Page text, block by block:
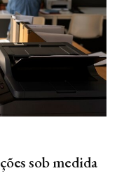
sob medida